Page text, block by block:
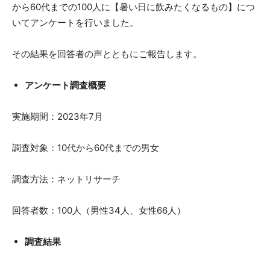
から60代までの100人に【暑い日に飲みたくなるもの】につ
いてアンケートを行いました。
その結果を回答者の声とともにご報告します。
アンケート調査概要
実施期間：2023年7月
調査対象：10代から60代までの男女
調査方法：ネットリサーチ
回答者数：100人（男性34人、女性66人）
調査結果